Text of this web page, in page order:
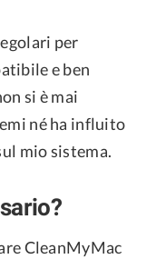
per
e ben
si è mai
né ha influito
mio sistema.
CleanMyMac